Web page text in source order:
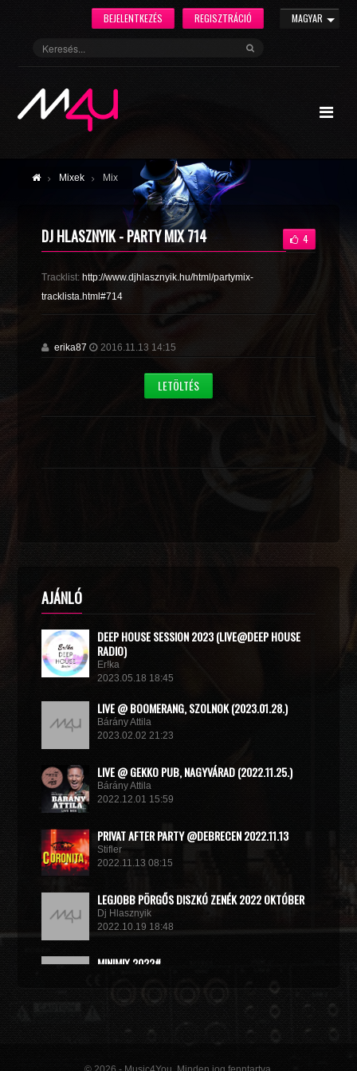
MAGYAR
REGISZTRÁCIÓ
BEJELENTKEZÉS
Mixek Mix
DJ HLASZNYIK - PARTY MIX 714 4
Tracklist: http://www.djhlasznyik.hu/html/partymix-
tracklista.html#714
erika87 2016.11.13 14:15
LETÖLTÉS
AJÁNLÓ
DEEP HOUSE SESSION 2023 (LIVE@DEEP HOUSE
RADIO)
Er!ka
2023.05.18 18:45
LIVE @ BOOMERANG, SZOLNOK (2023.01.28.)
Bárány Attila
2023.02.02 21:23
LIVE @ GEKKO PUB, NAGYVÁRAD (2022.11.25.)
Bárány Attila
2022.12.01 15:59
PRIVAT AFTER PARTY @DEBRECEN 2022.11.13
Stifler
2022.11.13 08:15
LEGJOBB PÖRGŐS DISZKÓ ZENÉK 2022 OKTÓBER
Dj Hlasznyik
2022.10.19 18:48
MINIMIX 2022#
2022.09.02 10:40